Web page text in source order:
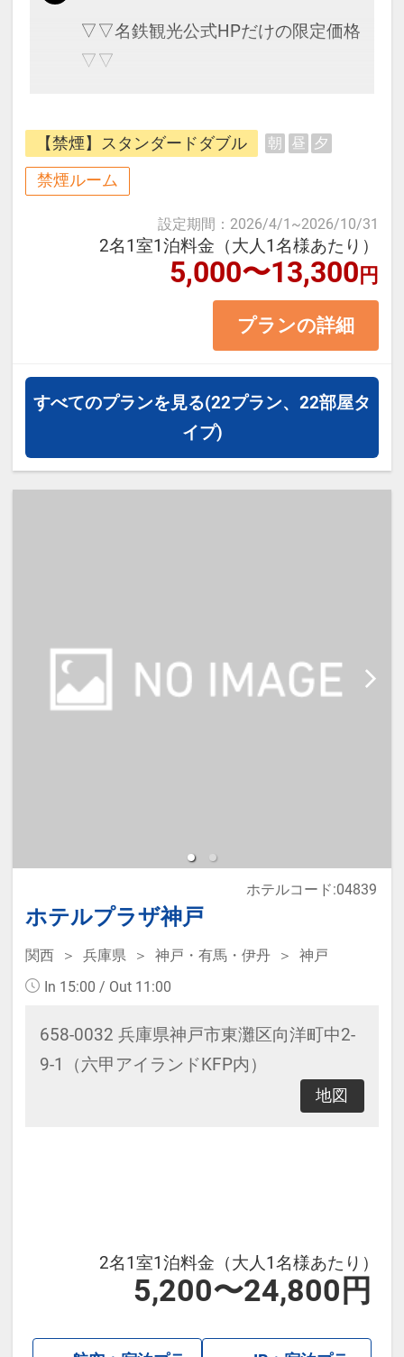
▽▽名鉄観光公式HPだけの限定価格
▽▽
光にもショッピング、ビジネスにも
便利な立地です。
す。
■お部屋タイプ：＜禁煙＞スタンダ
ードダブル 17平米 バス・トイレ
約の場合、おふたりでベッド1台を
ご利用いただきます。
※添い寝幼児のご利用は頂けません
＃期間限定 ＃条件が合えばラッキ
ー
【禁煙】スタンダードダブル 朝 昼 夕
禁煙ルーム
設定期間 ： 2026/4/1 ~2026/10/31
2名1室1泊料金（大人1名様あたり）
5,000〜13,300円
プランの詳細
すべてのプランを見る(22プラン、22部屋タ
イプ)
ホテルプラザ神戸
ホテルコード:04839
関西 兵庫県 神戸・有馬・伊丹
神戸
In 15:00 / Out 11:00
658-0032 兵庫県神戸市東灘区向洋町中2-
9-1（六甲アイランドKFP内）
地図
2名1室1泊料金（大人1名様あたり）
5,200〜24,800円